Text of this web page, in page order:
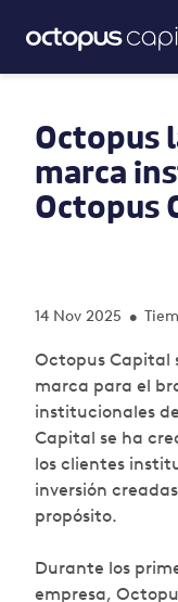
Octopus
marca
Octopus
14 Nov 2025 •
Octopus Capital
marca para el
institucionales
Capital se ha
los clientes
inversión
propósito.
Durante los
empresa,